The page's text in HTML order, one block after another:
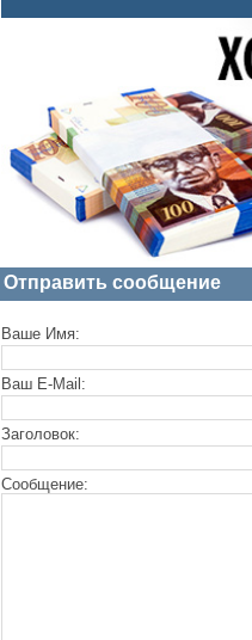
Отправить сообщение
Ваше Имя:
Ваш E-Mail:
Заголовок:
Сообщение: